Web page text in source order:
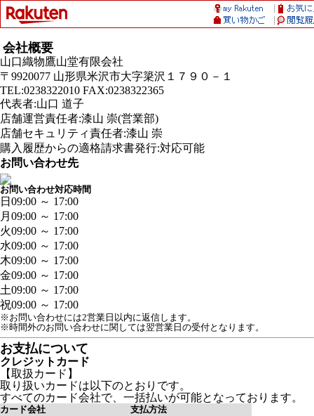
会社概要
山口織物鷹山堂有限会社
〒9920077 山形県米沢市大字簗沢１７９０－１
TEL:0238322010 FAX:0238322365
代表者:山口 道子
店舗運営責任者:漆山 崇(営業部)
店舗セキュリティ責任者:漆山 崇
購入履歴からの適格請求書発行:対応可能
お問い合わせ先
お問い合わせ対応時間
日 09:00 ～ 17:00
月 09:00 ～ 17:00
火09:00 ～ 17:00
水09:00 ～ 17:00
木09:00 ～ 17:00
金09:00 ～ 17:00
土09:00 ～ 17:00
祝09:00 ～ 17:00
※お問い合わせには2営業日以内に返信します。
※時間外のお問い合わせに関しては翌営業日の受付となります。
お支払について
クレジットカード
【取扱カード】
取り扱いカードは以下のとおりです。
すべてのカード会社で、一括払いが可能となっております。
カード会社
支払方法